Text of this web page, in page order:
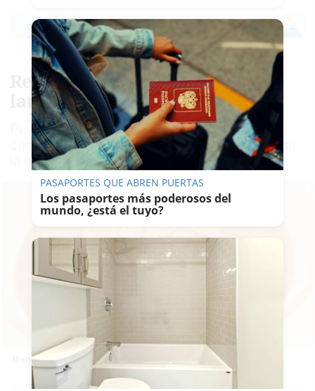
Receta navideña de bisqué de
langostinos
Puede hacerse de langosta, bogavante,
cangrejo, gamba o cangrejo de río. Nosotras
la hemos preparado con langostinos
Bisqué de langostinos.
PASAPORTES QUE ABREN PUERTAS
Los pasaportes más poderosos del
mundo, ¿está el tuyo?